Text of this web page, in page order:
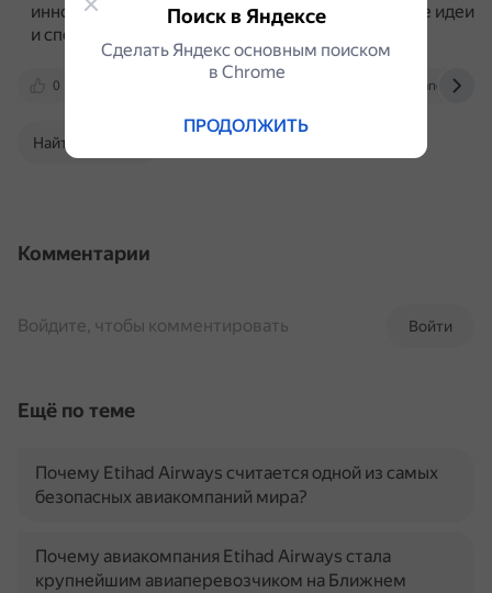
инновационный центр, который поощряет новые идеи
и способы их реализации.
0 ivypanda.com
Найти в Поиске
Комментарии
Войти
Войдите, чтобы комментировать
Ещё по теме
Почему Etihad Airways считается одной из самых
безопасных авиакомпаний мира?
Почему авиакомпания Etihad Airways стала
крупнейшим авиаперевозчиком на Ближнем
Поиск в Яндексе
Сделать Яндекс основным поиском
в Сhrome
ПРОДОЛЖИТЬ